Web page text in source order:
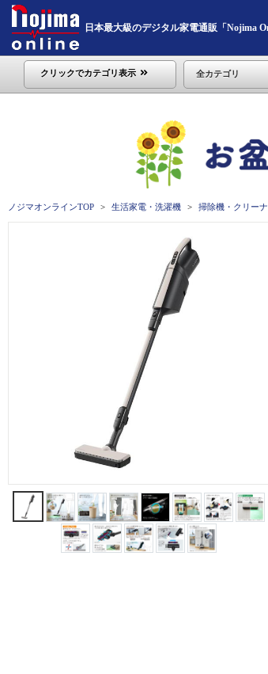
日本最大級のデジタル家電通販「Nojima
クリックでカテゴリ表示 全カテゴリ
ノジマオンラインTOP 生活家電・洗濯機 掃除機・クリー